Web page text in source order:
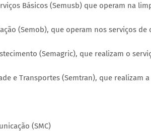
Básicos (Semusb) que operam na
(Semob), que operam nos serviços
(Semagric), que realizam o
e Transportes (Semtran), que realizam
(SMC)